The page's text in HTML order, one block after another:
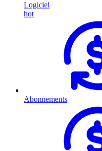
Logiciel
hot
Abonnements